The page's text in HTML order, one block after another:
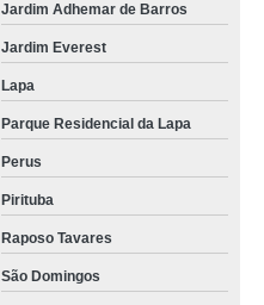
Jardim Adhemar de Barros
Jardim Everest
Lapa
Parque Residencial da Lapa
Perus
Pirituba
Raposo Tavares
São Domingos